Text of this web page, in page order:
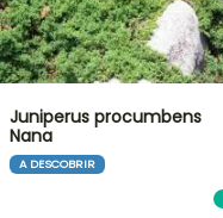
Juniperus procumbens
Nana
A DESCOBRIR